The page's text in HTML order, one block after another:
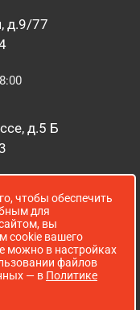
д.9/77
д.5 Б
д. 52 А
чтобы обеспечить
для
вы
cookie вашего
можно в настройках
файлов
— в Политике